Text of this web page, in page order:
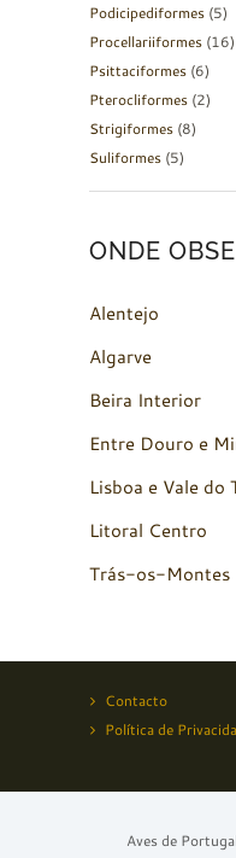
Podicipediformes (5)
Procellariiformes (16)
Psittaciformes (6)
Pterocliformes (2)
Strigiformes (8)
Suliformes (5)
ONDE
Alentejo
Algarve
Beira Interior
Entre Douro e
Lisboa e Vale do
Litoral Centro
Trás-os-Montes
Contacto
Política de
Aves de